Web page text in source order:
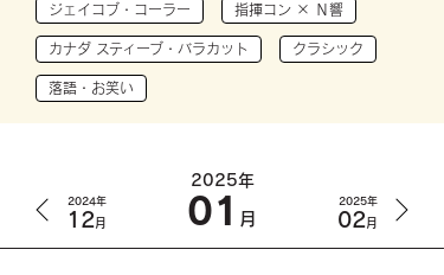
ジェイコブ・コーラー 指揮コン × Ｎ響
カナダ スティーブ・バラカット クラシック
落語・お笑い
2024年
12月
2025年
01 月
2025年
02月